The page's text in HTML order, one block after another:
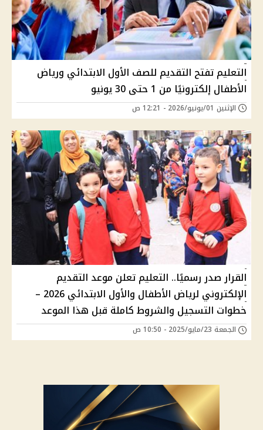
التعليم تفتح التقديم للصف الأول الابتدائي ورياض
الأطفال إلكترونيًا من 1 حتى 30 يونيو
الإثنين 01/يونيو/2026 - 12:21 ص
القرار صدر رسميًا.. التعليم تعلن موعد التقديم
الإلكتروني لرياض الأطفال والأول الابتدائي 2026 –
خطوات التسجيل والشروط كاملة قبل هذا الموعد
الجمعة 23/مايو/2025 - 10:50 ص